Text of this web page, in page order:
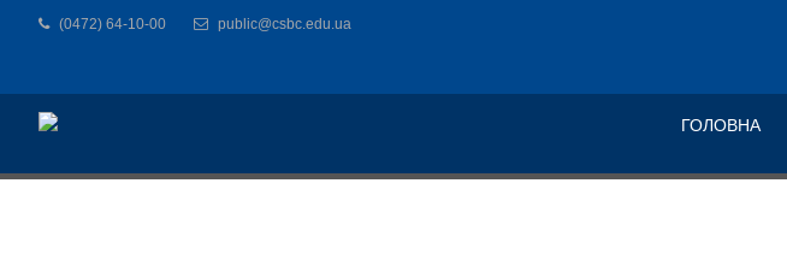
(0472) 64-10-00 public@csbc.edu.ua
ГОЛОВНА